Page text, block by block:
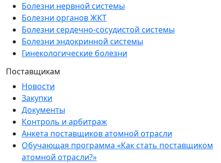
Болезни нервной системы
Болезни органов ЖКТ
Болезни сердечно-сосудистой системы
Болезни эндокринной системы
Гинекологические болезни
Поставщикам
Новости
Закупки
Документы
Контроль и арбитраж
Анкета поставщиков атомной отрасли
Обучающая программа «Как стать поставщиком
атомной отрасли?»